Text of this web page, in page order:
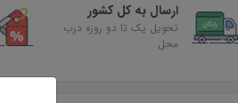
ارسال به کل کشور
تحویل یک تا دو روزه درب
محل